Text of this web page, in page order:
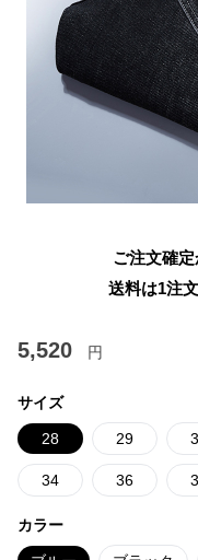
ご注文確
送料は1注
5,520 円
サイズ
28 29
34 36
カラー